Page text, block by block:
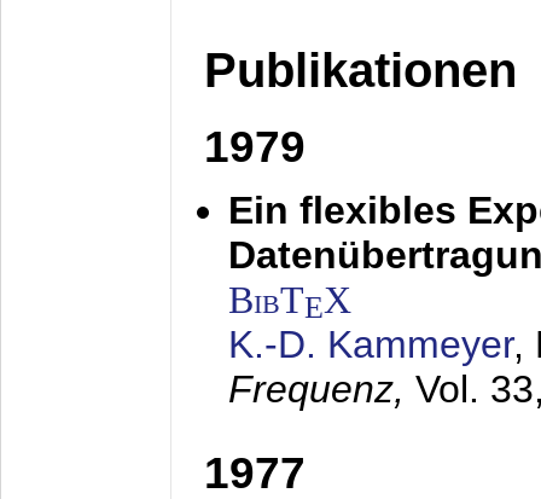
Publikationen
1979
Ein flexibles
BibTEX
K.-D. Kammeyer,
Frequenz, Vol.
1977